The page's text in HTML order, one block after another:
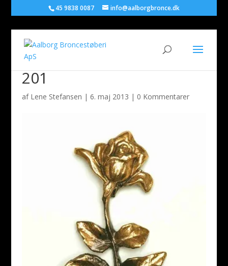
45 9838 0087 info@aalborgbronce.dk
201
af Lene Stefansen | 6. maj 2013 | 0 Kommentarer